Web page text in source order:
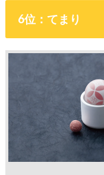
6位：てまり